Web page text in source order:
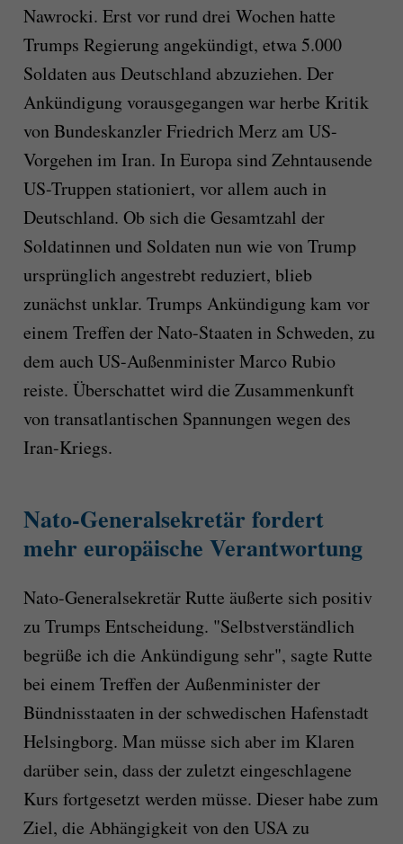
Nawrocki. Erst vor rund drei Wochen hatte
Trumps Regierung angekündigt, etwa 5.000
Soldaten aus Deutschland abzuziehen. Der
Ankündigung vorausgegangen war herbe Kritik
von Bundeskanzler Friedrich Merz am US-
Vorgehen im Iran. In Europa sind Zehntausende
US-Truppen stationiert, vor allem auch in
Deutschland. Ob sich die Gesamtzahl der
Soldatinnen und Soldaten nun wie von Trump
ursprünglich angestrebt reduziert, blieb
zunächst unklar. Trumps Ankündigung kam vor
einem Treffen der Nato-Staaten in Schweden, zu
dem auch US-Außenminister Marco Rubio
reiste. Überschattet wird die Zusammenkunft
von transatlantischen Spannungen wegen des
Iran-Kriegs.
Nato-Generalsekretär fordert
mehr europäische Verantwortung
Nato-Generalsekretär Rutte äußerte sich positiv
zu Trumps Entscheidung. "Selbstverständlich
begrüße ich die Ankündigung sehr", sagte Rutte
bei einem Treffen der Außenminister der
Bündnisstaaten in der schwedischen Hafenstadt
Helsingborg. Man müsse sich aber im Klaren
darüber sein, dass der zuletzt eingeschlagene
Kurs fortgesetzt werden müsse. Dieser habe zum
Ziel, die Abhängigkeit von den USA zu